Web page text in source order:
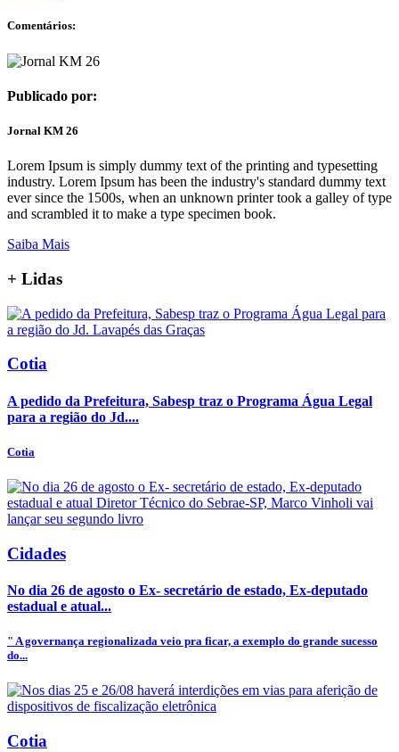
Comentários:
Publicado por:
Jornal KM 26
Lorem Ipsum is simply dummy text of the printing and typesetting
industry. Lorem Ipsum has been the industry's standard dummy text
ever since the 1500s, when an unknown printer took a galley of type
and scrambled it to make a type specimen book.
Saiba Mais
+ Lidas
Cotia
A pedido da Prefeitura, Sabesp traz o Programa Água Legal
para a região do Jd....
Cotia
Cidades
No dia 26 de agosto o Ex- secretário de estado, Ex-deputado
estadual e atual...
" A governança regionalizada veio pra ficar, a exemplo do grande sucesso
do...
Cotia